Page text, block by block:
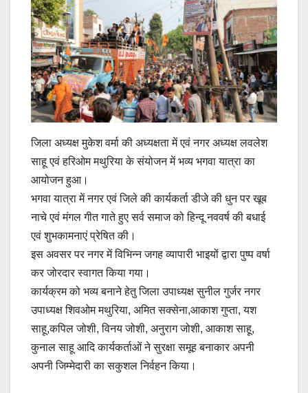
जिला अध्यक्ष मुकेश वर्मा की अध्यक्षता में एवं नगर अध्यक्ष लवलेश
साहू एवं हरिओम मथुरिया के संयोजन में भव्य भगवा यात्रा का
आयोजन हुआ।
भगवा यात्रा में नगर एवं जिले की कार्यकर्ता डीजे की धुन पर खूब
नाचे एवं मंगल गीत गाते हुए सर्व समाज को हिन्दू नववर्ष की बधाई
एवं शुभकामनाएं प्रेषित की।
इस अवसर पर नगर में विभिन्न जगह व्यापारी भाइयों द्वारा पुष्प वर्षा
कर जोरदार स्वागत किया गया।
कार्यक्रम को भव्य बनाने हेतु जिला उपाध्यक्ष सुनील गुर्जर नगर
उपाध्यक्ष शिवओम मथुरिया, अमित सक्सेना,आकाश गुप्ता, यश
साहू,कपिल जोशी, विनय जोशी, अनुराग जोशी, आकाश साहू,
कुनाल साहू आदि कार्यकर्ताओं ने सुरक्षा समूह बनाकार अपनी
अपनी जिम्मेदारी का सकुशल निर्वहन किया।